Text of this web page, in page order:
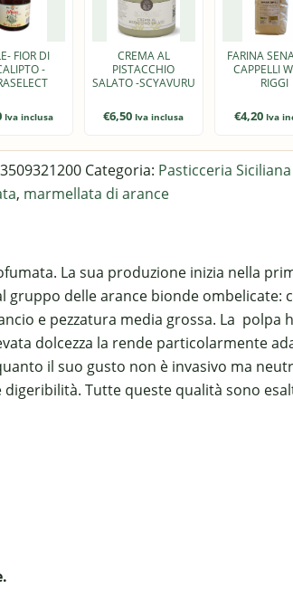
FIOR DI
-
Iva inclusa
CREMA AL
PISTACCHIO
SALATO -SCYAVURU
€6,50 Iva inclusa
FARINA
CAPPELLI
RIGGI
€4,20 Iva
Categoria: Pasticceria Siciliana
, marmellata di arance
La sua produzione inizia nella
delle arance bionde ombelicate:
e pezzatura media grossa. La polpa
dolcezza la rende particolarmente
il suo gusto non è invasivo ma
Tutte queste qualità sono